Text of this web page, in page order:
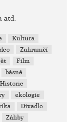
atd.
Kultura
Zahraničí
Film
básně
Historie
ekologie
Divadlo
Záliby